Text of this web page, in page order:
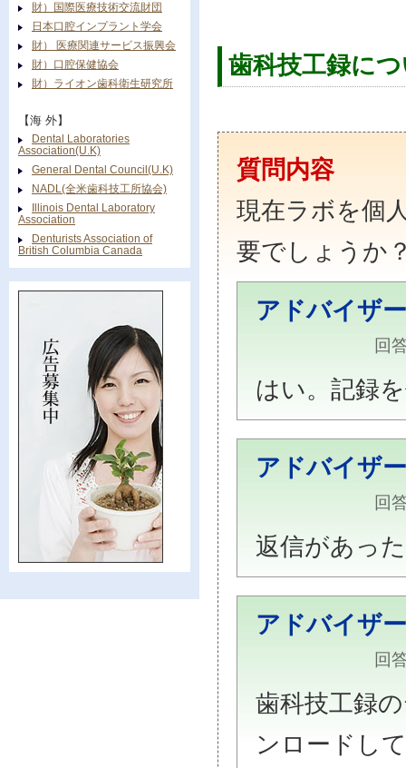
歯科技工録に
質問内容
現在ラボを個
要でしょうか
アドバイザー
回
はい。記録
アドバイザー
回
返信があっ
アドバイザー
回
歯科技工録
ンロードし
財）国際医療技術交流財団
日本口腔インプラント学会
財） 医療関連サービス振興会
財）口腔保健協会
財）ライオン歯科衛生研究所
【海 外】
Dental Laboratories
Association(U.K)
General Dental Council(U.K)
NADL(全米歯科技工所協会)
Illinois Dental Laboratory
Association
Denturists Association of
British Columbia Canada